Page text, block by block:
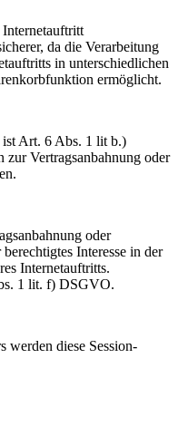
da die Verarbeitung
in unterschiedlichen
ermöglicht.
ist Art. 6 Abs. 1 lit b.)
Vertragsanbahnung oder
oder
Interesse in der
Internetauftritts.
1 lit. f) DSGVO.
werden diese Session-